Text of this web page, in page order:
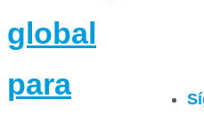
global
para